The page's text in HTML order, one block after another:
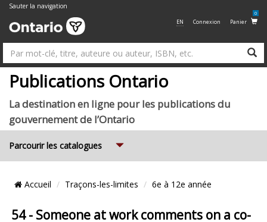
Sauter la navigation
EN Connexion Panier
0
Publications Ontario
La destination en ligne pour les publications du
gouvernement de l’Ontario
Parcourir les catalogues
Emplacement
Fil
Accueil Traçons-les-limites 6e à 12e année
54 - Someone at work comments on a co-